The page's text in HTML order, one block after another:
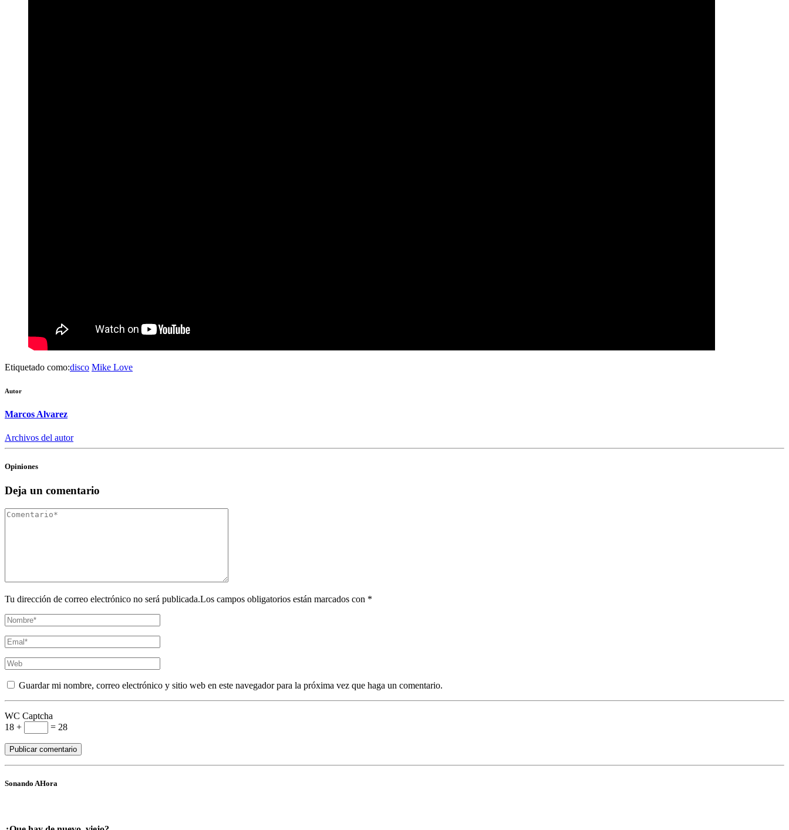
Etiquetado como:disco Mike Love
Autor
Marcos Alvarez
Archivos del autor
Opiniones
Deja un comentario
Tu dirección de correo electrónico no será publicada.Los campos obligatorios están marcados con *
Guardar mi nombre, correo electrónico y sitio web en este navegador para la próxima vez que haga un comentario.
WC Captcha
18 +
= 28
Sonando AHora